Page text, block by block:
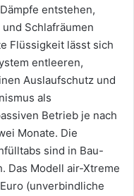
entstehen,
Schlafräumen
Flüssigkeit lässt sich
entleeren,
Auslaufschutz und
als
Betrieb je nach
Monate. Die
sind in Bau-
Das Modell air-Xtreme
(unverbindliche